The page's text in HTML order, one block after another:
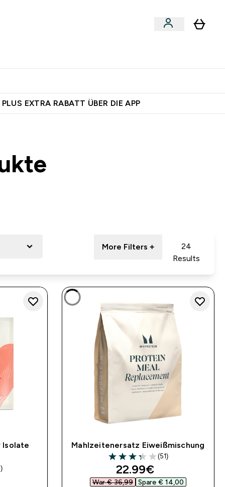
EXTRA RABATT ÜBER DIE APP
More Filters +
24
Results
Isolate
Mahlzeitenersatz Eiweißmischung
3.33 out of 5 stars
(51)
discounted price
22.99€‎
War € 36,99‎ Spare € 14,00‎